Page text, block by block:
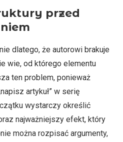
przed
dlatego, że autorowi brakuje
wie, od którego elementu
ten problem, ponieważ
artykuł” w serię
wystarczy określić
najważniejszy efekt, który
można rozpisać argumenty,